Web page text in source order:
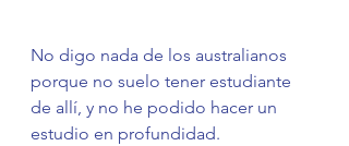
No digo nada de los australianos
porque no suelo tener estudiante
de allí, y no he podido hacer un
estudio en profundidad.